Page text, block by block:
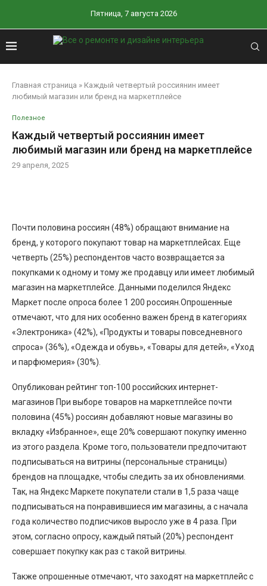
Пятница, 7 августа 2026
Главная страница » Каждый четвертый россиянин имеет
любимый магазин или бренд на маркетплейсе
Полезное
Каждый четвертый россиянин имеет
любимый магазин или бренд на маркетплейсе
29 апреля, 2025
Почти половина россиян (48%) обращают внимание на
бренд, у которого покупают товар на маркетплейсах. Еще
четверть (25%) респондентов часто возвращается за
покупками к одному и тому же продавцу или имеет любимый
магазин на маркетплейсе. Данными поделился Яндекс
Маркет после опроса более 1 200 россиян.Опрошенные
отмечают, что для них особенно важен бренд в категориях
«Электроника» (42%), «Продукты и товары повседневного
спроса» (36%), «Одежда и обувь», «Товары для детей», «Уход
и парфюмерия» (30%).
Опубликован рейтинг топ-100 российских интернет-
магазинов При выборе товаров на маркетплейсе почти
половина (45%) россиян добавляют новые магазины во
вкладку «Избранное», еще 20% совершают покупку именно
из этого раздела. Кроме того, пользователи предпочитают
подписываться на витрины (персональные страницы)
брендов на площадке, чтобы следить за их обновлениями.
Так, на Яндекс Маркете покупатели стали в 1,5 раза чаще
подписываться на понравившиеся им магазины, а с начала
года количество подписчиков выросло уже в 4 раза. При
этом, согласно опросу, каждый пятый (20%) респондент
совершает покупку как раз с такой витрины.
Также опрошенные отмечают, что заходят на маркетплейс с